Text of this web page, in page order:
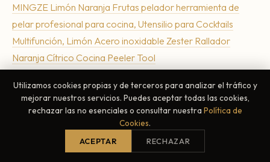
MINGZE Limón Naranja Frutas pelador herramienta de
pelar profesional para cocina, Utensilio para Cocktails
Multifunción, Limón Acero inoxidable Zester Rallador
Naranja Cítrico Cocina Peeler Tool
Ganamos una comisión si realizas una compra, sin costo
adicional para ti.
Utilizamos cookies propias y de terceros para analizar el tráfico y
mejorar nuestros servicios. Puedes aceptar todas las cookies,
rechazar las no esenciales o consultar nuestra Política de
Cookies.
ACEPTAR RECHAZAR